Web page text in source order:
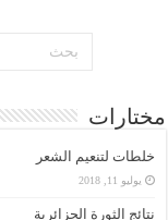
مختارات
خلطات لتنعيم الشعر
يوليو 11, 2018
نتائج الثورة الجزائرية